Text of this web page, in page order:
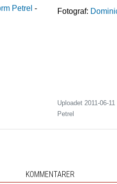
Petrel - Fotograf:
Uploadet 2011-06-
Petrel
KOMMENTARER